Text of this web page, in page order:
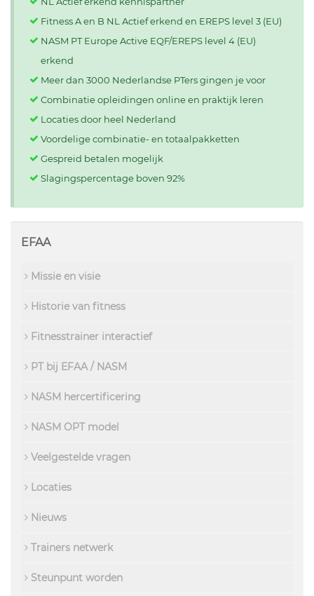
Fitness A en B NL Actief erkend en EREPS level 3 (EU)
NASM PT Europe Active EQF/EREPS level 4 (EU)
erkend
Meer dan 3000 Nederlandse PTers gingen je voor
Combinatie opleidingen online en praktijk leren
Locaties door heel Nederland
Voordelige combinatie- en totaalpakketten
Gespreid betalen mogelijk
Slagingspercentage boven 92%
EFAA
Missie en visie
Historie van fitness
Fitnesstrainer interactief
PT bij EFAA / NASM
NASM hercertificering
NASM OPT model
Veelgestelde vragen
Locaties
Nieuws
Trainers netwerk
Steunpunt worden